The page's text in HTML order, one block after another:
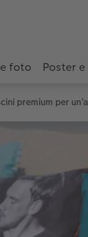
foto Poster
premium per